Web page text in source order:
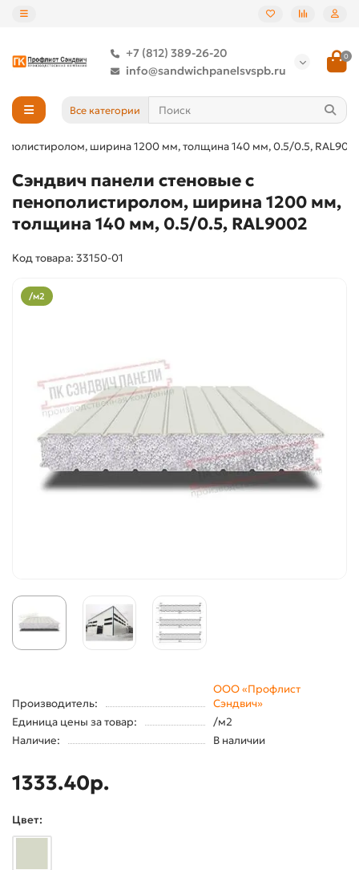
+7 (812) 389-26-20
info@sandwichpanelsvspb.ru
0
Все категории
ширина 1200 мм, толщина 140 мм, 0.5/0.5,
Сэндвич панели стеновые с
пенополистиролом, ширина 1200 мм,
толщина 140 мм, 0.5/0.5, RAL9002
Код товара: 33150-01
/м2
Производитель:
ООО «Профлист
Сэндвич»
Единица цены за товар:
/м2
Наличие:
В наличии
1333.40р.
Цвет: